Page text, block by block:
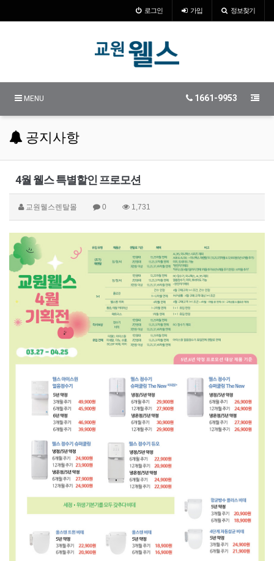
로그인 가입 정보찾기
MENU 1661-9953
공지사항
4월 웰스 특별할인 프로모션
교원웰스렌탈몰 0 1,731